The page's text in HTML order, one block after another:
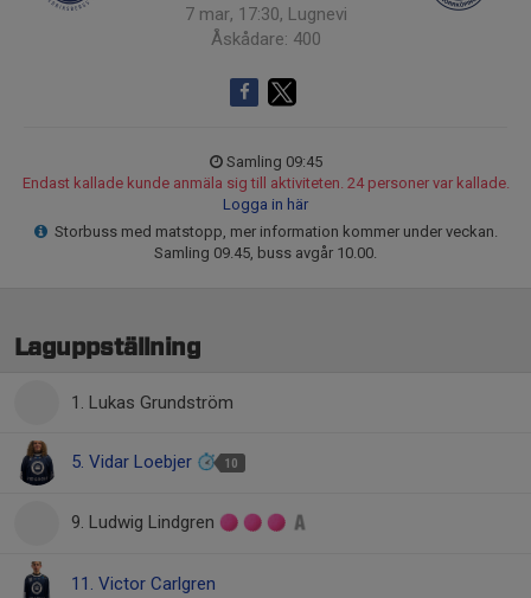
7 mar, 17:30, Lugnevi
Åskådare: 400
Samling 09:45
Endast kallade kunde anmäla sig till aktiviteten. 24 personer var kallade.
Logga in här
Storbuss med matstopp, mer information kommer under veckan.
Samling 09.45, buss avgår 10.00.
Laguppställning
1. Lukas Grundström
5. Vidar Loebjer 10
9. Ludwig Lindgren
11. Victor Carlgren